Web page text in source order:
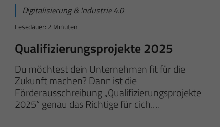
Digitalisierung & Industrie 4.0
Lesedauer: 2 Minuten
Qualifizierungsprojekte 2025
Du möchtest dein Unternehmen fit für die
Zukunft machen? Dann ist die
Förderausschreibung „Qualifizierungsprojekte
2025“ genau das Richtige für dich.…